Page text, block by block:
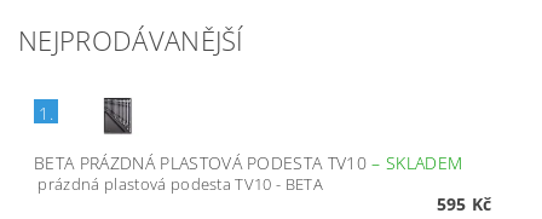
NEJPRODÁVANĚJŠÍ
1.
BETA PRÁZDNÁ PLASTOVÁ PODESTA TV10– SKLADEM
prázdná plastová podesta TV10 - BETA
595 Kč